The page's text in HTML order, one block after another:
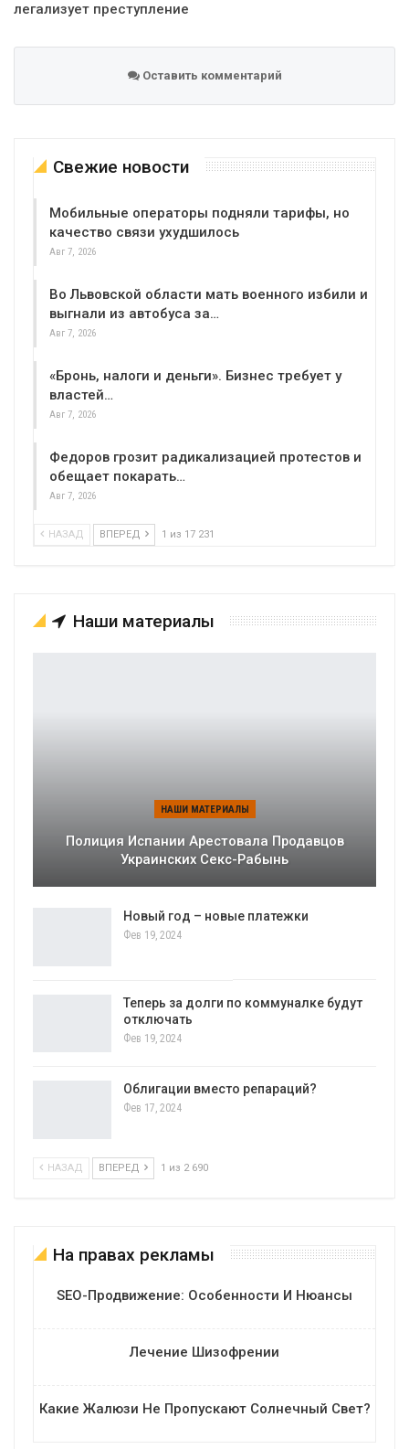
легализует преступление
Оставить комментарий
Свежие новости
Мобильные операторы подняли тарифы, но
качество связи ухудшилось
Авг 7, 2026
Во Львовской области мать военного избили и
выгнали из автобуса за…
Авг 7, 2026
«Бронь, налоги и деньги». Бизнес требует у
властей…
Авг 7, 2026
Федоров грозит радикализацией протестов и
обещает покарать…
Авг 7, 2026
НАЗАД ВПЕРЕД 1 из 17 231
Наши материалы
НАШИ МАТЕРИАЛЫ
Полиция Испании Арестовала Продавцов
Украинских Секс-Рабынь
Новый год – новые платежки
Фев 19, 2024
Теперь за долги по коммуналке будут
отключать
Фев 19, 2024
Облигации вместо репараций?
Фев 17, 2024
НАЗАД ВПЕРЕД 1 из 2 690
На правах рекламы
SEO-Продвижение: Особенности И Нюансы
Лечение Шизофрении
Какие Жалюзи Не Пропускают Солнечный Свет?